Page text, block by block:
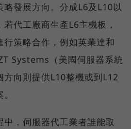
略發展方向。分成L6及L10以
若代工廠商生產L6主機板，
行策略合作，例如英業達和
Systems（美國伺服器系統
方向則提供L10整機或到L12
，伺服器代工業者誰能取